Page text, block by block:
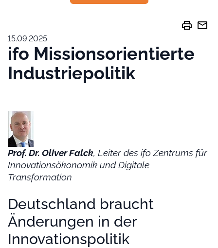
print mail
15.09.2025
ifo Missionsorientierte
Industriepolitik
Prof. Dr. Oliver Falck, Leiter des ifo Zentrums für
Innovationsökonomik und Digitale
Transformation
Deutschland braucht
Änderungen in der
Innovationspolitik